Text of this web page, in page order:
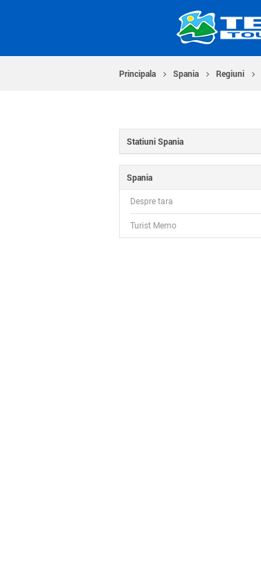
Principala Spania Regiuni
Statiuni Spania
Spania
Despre tara
Turist Memo